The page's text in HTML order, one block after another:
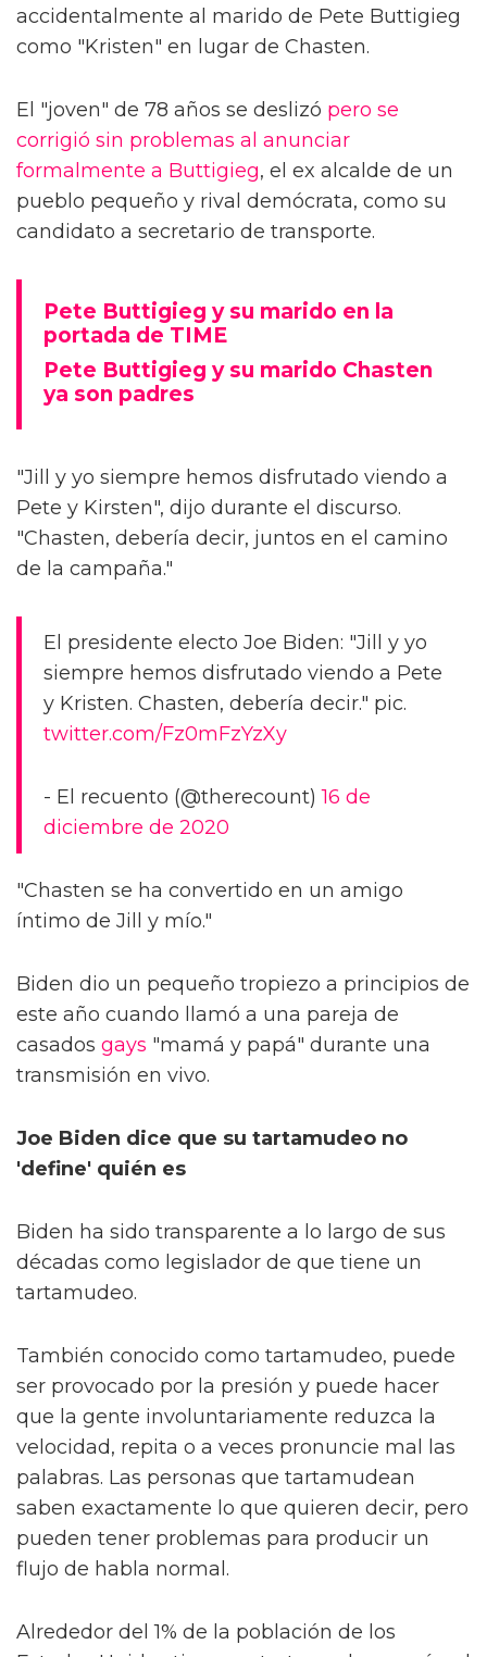
accidentalmente al marido de Pete Buttigieg
como "Kristen" en lugar de Chasten.
El "joven" de 78 años se deslizó pero se
corrigió sin problemas al anunciar
formalmente a Buttigieg, el ex alcalde de un
pueblo pequeño y rival demócrata, como su
candidato a secretario de transporte.
Pete Buttigieg y su marido en la
portada de TIME
Pete Buttigieg y su marido Chasten
ya son padres
"Jill y yo siempre hemos disfrutado viendo a
Pete y Kirsten", dijo durante el discurso.
"Chasten, debería decir, juntos en el camino
de la campaña."
El presidente electo Joe Biden: "Jill y yo
siempre hemos disfrutado viendo a Pete
y Kristen. Chasten, debería decir." pic.
twitter.com/Fz0mFzYzXy
- El recuento (@therecount)16 de
diciembre de 2020
"Chasten se ha convertido en un amigo
íntimo de Jill y mío."
Biden dio un pequeño tropiezo a principios de
este año cuando llamó a una pareja de
casados gays "mamá y papá" durante una
transmisión en vivo.
Joe Biden dice que su tartamudeo no
'define' quién es
Biden ha sido transparente a lo largo de sus
décadas como legislador de que tiene un
tartamudeo.
También conocido como tartamudeo, puede
ser provocado por la presión y puede hacer
que la gente involuntariamente reduzca la
velocidad, repita o a veces pronuncie mal las
palabras. Las personas que tartamudean
saben exactamente lo que quieren decir, pero
pueden tener problemas para producir un
flujo de habla normal.
Alrededor del 1% de la población de los